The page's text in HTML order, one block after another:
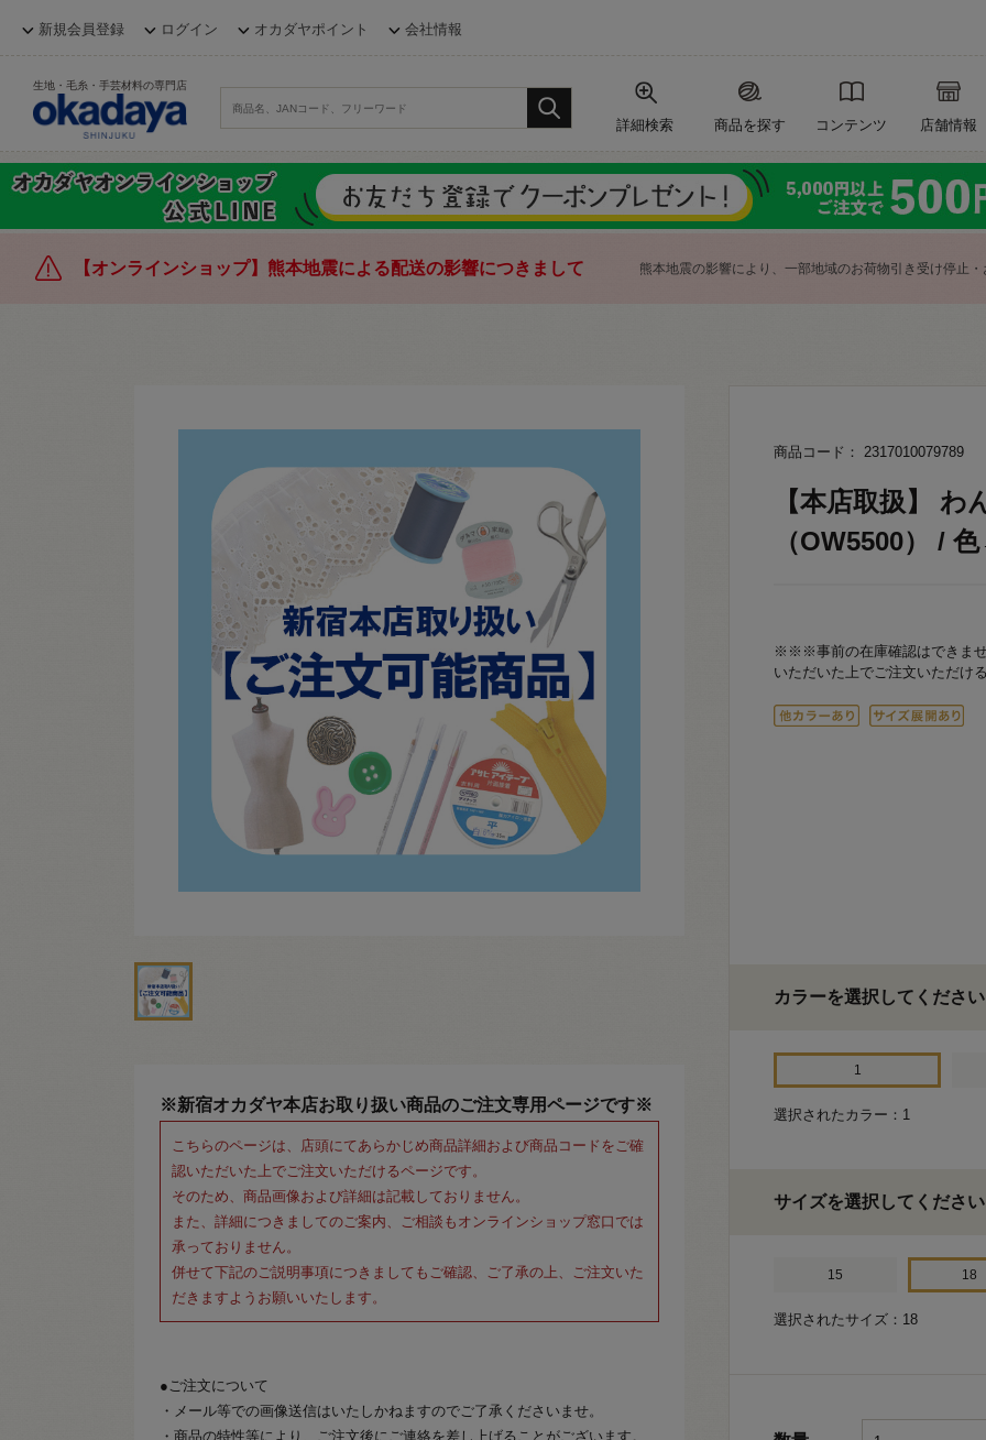
新規会員登録 ログイン オカダヤポイント 会社情報
生地・毛糸・手芸材料の専門店
詳細検索 商品を探す コンテンツ 店舗情報
【オンラインショップ】熊本地震による配送の影響につきまして 熊本地震の影響により、一部地域のお荷物引き受け停止
※新宿オカダヤ本店お取り扱い商品のご注文専用ページです※
こちらのページは、店頭にてあらかじめ商品詳細および商品コードをご確
認いただいた上でご注文いただけるページです。
そのため、商品画像および詳細は記載しておりません。
また、詳細につきましてのご案内、ご相談もオンラインショップ窓口では
承っておりません。
併せて下記のご説明事項につきましてもご確認、ご了承の上、ご注文いた
だきますようお願いいたします。
●ご注文について
・メール等での画像送信はいたしかねますのでご了承くださいませ。
・商品の特性等により、ご注文後にご連絡を差し上げることがございます。
商品コード： 2317010079789
【本店取扱】
（OW5500） /
※※※事前の在庫確認はできま
いただいた上でご注文いただけ
カラーを選択してください
1
選択されたカラー：1
サイズを選択してください
15 18
選択されたサイズ：18